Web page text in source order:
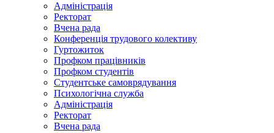
Адміністрація
Ректорат
Вчена рада
Конференція трудового колективу
Гуртожиток
Профком працівників
Профком студентів
Студентське самоврядування
Психологічна служба
Адміністрація
Ректорат
Вчена рада